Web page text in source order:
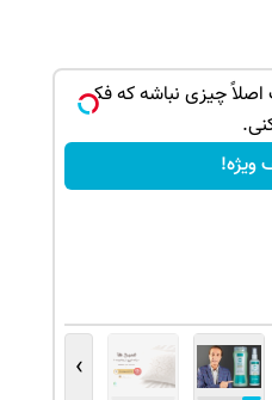
چیزی نباشه که فکر
ویژه!
›